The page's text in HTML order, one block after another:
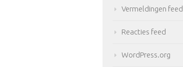
Vermeldingen feed
Reacties feed
WordPress.org